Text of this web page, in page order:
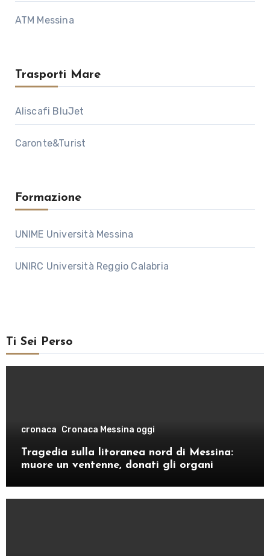
ATM Messina
Trasporti Mare
Aliscafi BluJet
Caronte&Turist
Formazione
UNIME Università Messina
UNIRC Università Reggio Calabria
Ti Sei Perso
cronaca Cronaca Messina oggi
Tragedia sulla litoranea nord di Messina:
muore un ventenne, donati gli organi